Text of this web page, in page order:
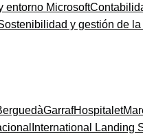
entorno Microsoft
y gestión de la
GarrafHospitalet
International Landing